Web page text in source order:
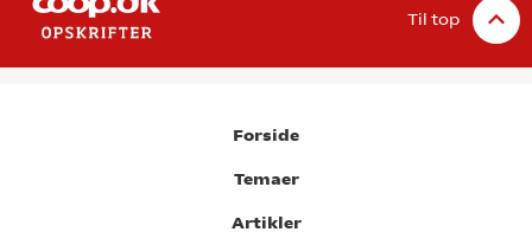
Til top
Forside
Temaer
Artikler